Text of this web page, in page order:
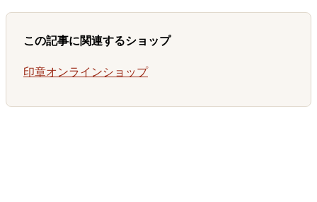
この記事に関連するショップ
印章オンラインショップ